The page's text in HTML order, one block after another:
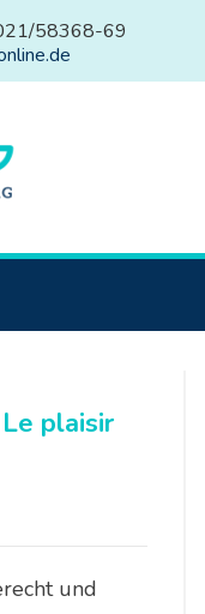
58368-69
plaisir
und